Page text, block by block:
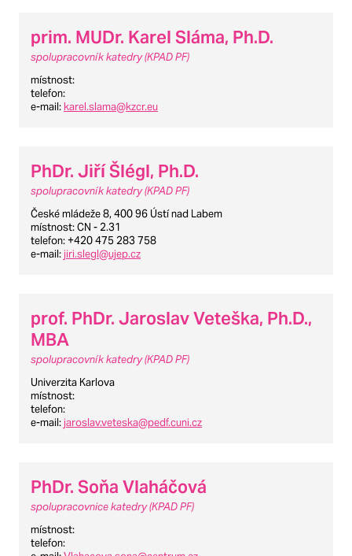
prim. MUDr. Karel Sláma, Ph.D.
spolupracovník katedry (KPAD PF)
místnost:
telefon:
e-mail: karel.slama@kzcr.eu
PhDr. Jiří Šlégl, Ph.D.
spolupracovník katedry (KPAD PF)
České mládeže 8, 400 96 Ústí nad Labem
místnost: CN - 2.31
telefon: +420 475 283 758
e-mail: jiri.slegl@ujep.cz
prof. PhDr. Jaroslav Veteška, Ph.D.,
MBA
spolupracovník katedry (KPAD PF)
Univerzita Karlova
místnost:
telefon:
e-mail: jaroslav.veteska@pedf.cuni.cz
PhDr. Soňa Vlaháčová
spolupracovnice katedry (KPAD PF)
místnost:
telefon: